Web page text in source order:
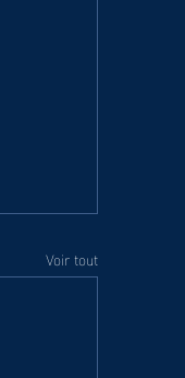
Voir tout